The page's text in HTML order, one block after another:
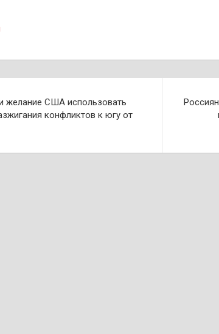
желание США использовать
конфликтов к югу от